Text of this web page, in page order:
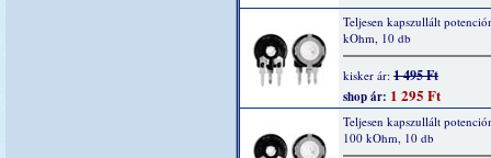
Teljesen kapszullált
kOhm, 10 db
kisker ár: 1 495 Ft
shop ár: 1 295 Ft
Teljesen kapszullált
100 kOhm, 10 db